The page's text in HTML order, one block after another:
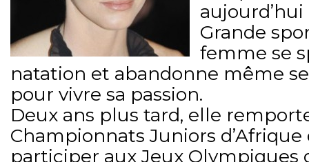
Grande
femme se
natation et abandonne même
pour vivre sa passion.
Deux ans plus tard, elle
Championnats Juniors d’Afrique
participer aux Jeux Olympiques